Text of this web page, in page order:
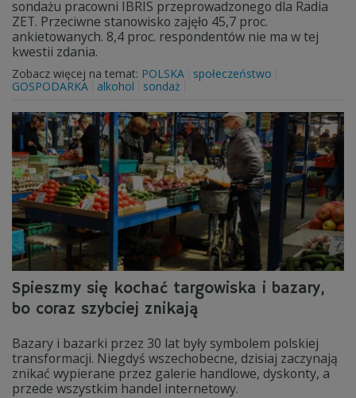
sondażu pracowni IBRIS przeprowadzonego dla Radia
ZET. Przeciwne stanowisko zajęło 45,7 proc.
ankietowanych. 8,4 proc. respondentów nie ma w tej
kwestii zdania.
Zobacz więcej na temat: POLSKA
społeczeństwo
GOSPODARKA
alkohol sondaż
Spieszmy się kochać targowiska i bazary,
bo coraz szybciej znikają
Bazary i bazarki przez 30 lat były symbolem polskiej
transformacji. Niegdyś wszechobecne, dzisiaj zaczynają
znikać wypierane przez galerie handlowe, dyskonty, a
przede wszystkim handel internetowy.